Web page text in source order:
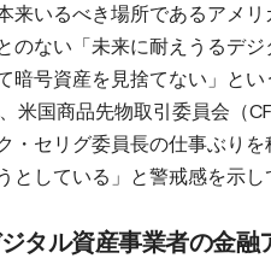
来いるべき場所であるアメリ
のない「未来に耐えうるデ
号資産を見捨てない」とい
米国商品先物取引委員会（
・セリグ委員長の仕事ぶり
としている」と警戒感を示
タル資産事業者の金融